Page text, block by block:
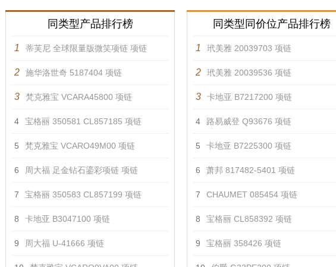
同类型产品排行榜
1 蒂芙尼 全球限量版微笑项链 项链
2 施华洛世奇 5187404 项链
3 梵克雅宝 VCARA45800 项链
4 宝格丽 350581 CL857185 项链
5 梵克雅宝 VCARO49M00 项链
6 周大福 足金钻石鎏彩项链 项链
7 宝格丽 350583 CL857199 项链
8 卡地亚 B3047100 项链
9 周大福 U-41666 项链
同类型同价位产品排行榜
1 玳美雅 20039703 项链
2 玳美雅 20039536 项链
3 卡地亚 B7217200 项链
4 路易威登 Q93676 项链
5 卡地亚 B7225300 项链
6 萧邦 817482-5401 项链
7 CHAUMET 085454 项链
8 宝格丽 CL858392 项链
9 宝格丽 358426 项链